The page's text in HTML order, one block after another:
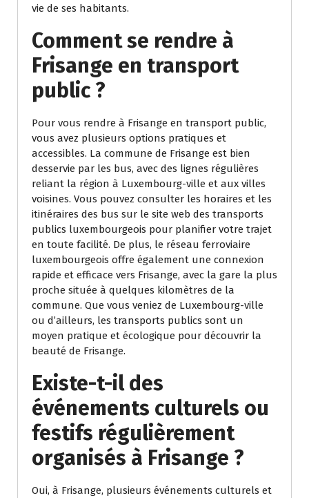
vie de ses habitants.
Comment se rendre à
Frisange en transport
public ?
Pour vous rendre à Frisange en transport public,
vous avez plusieurs options pratiques et
accessibles. La commune de Frisange est bien
desservie par les bus, avec des lignes régulières
reliant la région à Luxembourg-ville et aux villes
voisines. Vous pouvez consulter les horaires et les
itinéraires des bus sur le site web des transports
publics luxembourgeois pour planifier votre trajet
en toute facilité. De plus, le réseau ferroviaire
luxembourgeois offre également une connexion
rapide et efficace vers Frisange, avec la gare la plus
proche située à quelques kilomètres de la
commune. Que vous veniez de Luxembourg-ville
ou d’ailleurs, les transports publics sont un
moyen pratique et écologique pour découvrir la
beauté de Frisange.
Existe-t-il des
événements culturels ou
festifs régulièrement
organisés à Frisange ?
Oui, à Frisange, plusieurs événements culturels et